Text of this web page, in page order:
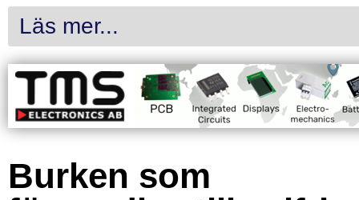
Läs mer...
Burken som